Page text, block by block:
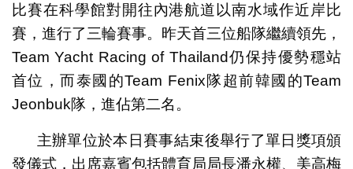
比賽在科學館對開往內港航道以南水域作近岸比
賽，進行了三輪賽事。昨天首三位船隊繼續領先，
Team Yacht Racing of Thailand仍保持優勢穩站
首位，而泰國的Team Fenix隊超前韓國的Team
Jeonbuk隊，進佔第二名。
主辦單位於本日賽事結束後舉行了單日獎項頒
發儀式，出席嘉賓包括體育局局長潘永權、美高梅